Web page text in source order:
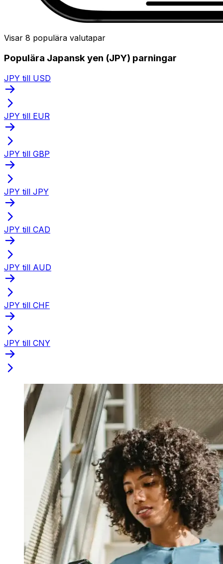
Visar 8 populära valutapar
Populära Japansk yen (JPY) parningar
JPY till USD
JPY till EUR
JPY till GBP
JPY till JPY
JPY till CAD
JPY till AUD
JPY till CHF
JPY till CNY